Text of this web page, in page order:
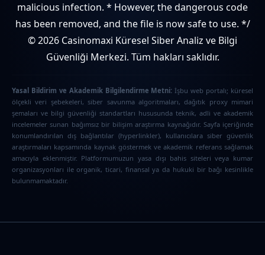
malicious infection. * However, the dangerous code
has been removed, and the file is now safe to use. */
© 2026 Casinomaxi Küresel Siber Analiz ve Bilgi
Güvenliği Merkezi. Tüm hakları saklıdır.
Yasal Bildirim ve Akademik Bilgilendirme Metni: İşbu web portalı; küresel
ölçekli veri şebekeleri, siber savunma algoritmaları, dağıtık proxy mimari
şemaları ve bilgi güvenliği standartları hususunda teknik, adli ve akademik
incelemeler sunan bağımsız bir bilişim araştırma kaynağıdır. Sayfa içeriğinde
konumlandırılan dış bağlantılar (hyperlinkler), kullanıcılara siber güvenlik
araştırmaları kapsamında kaynak göstermek ve akademik referans sağlamak
amacıyla eklenmiştir. Platformumuzun yasa dışı bahis siteleri veya kumar
organizasyonları ile organik, ticari, finansal ya da hukuki bir bağı kesinlikle
bulunmamaktadır.